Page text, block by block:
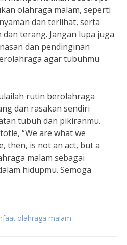
olahraga malam, seperti
dan terlihat, serta
terang. Jangan lupa juga
dan pendinginan
agar tubuhmu
rutin berolahraga
dan rasakan sendiri
tubuh dan pikiranmu.
“We are what we
then, is not an act, but a
malam sebagai
hidupmu. Semoga
olahraga malam